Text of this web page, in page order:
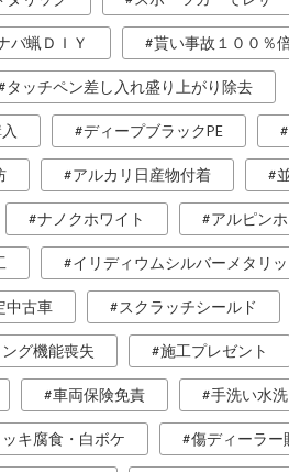
バ蝋ＤＩＹ 貰い事故１００％
タッチペン差し入れ盛り上がり除去
ディープブラックPE
アルカリ日産物付着
ナノクホワイト アルピン
イリディウムシルバーメタリ
中古車 スクラッチシールド
グ機能喪失 施工プレゼント
車両保険免責 手洗い水
キ腐食・白ボケ 傷ディーラー